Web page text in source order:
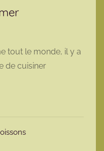
tout le monde, il y a
de cuisiner